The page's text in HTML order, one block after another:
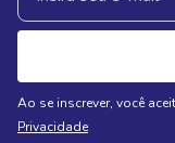
Ao se inscrever, você
Privacidade